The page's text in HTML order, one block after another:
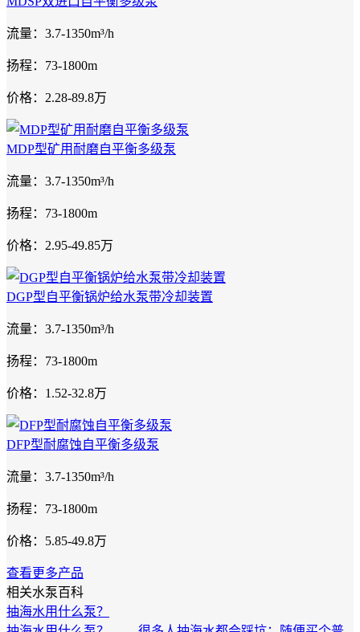
流量：3.7-1350m³/h
扬程：73-1800m
价格：2.28-89.8万
MDP型矿用耐磨自平衡多级泵
流量：3.7-1350m³/h
扬程：73-1800m
价格：2.95-49.85万
DGP型自平衡锅炉给水泵带冷却装置
流量：3.7-1350m³/h
扬程：73-1800m
价格：1.52-32.8万
DFP型耐腐蚀自平衡多级泵
流量：3.7-1350m³/h
扬程：73-1800m
价格：5.85-49.8万
查看更多产品
相关水泵百科
抽海水用什么泵？